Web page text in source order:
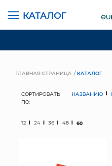
КАТАЛОГ
ГОРШКИ
ГЛАВНАЯ СТРАНИЦА КАТАЛОГ
СОРТИРОВАТЬ
ПО:
НАЗВАНИЮ
12 24 36 48 60